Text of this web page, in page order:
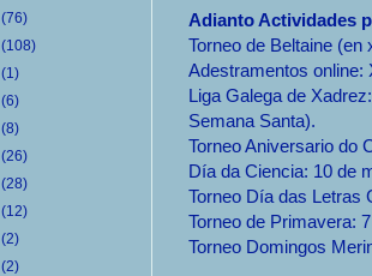
Adianto Actividades
Torneo de Beltaine
Adestramentos online:
Liga Galega de
Semana Santa).
Torneo Aniversario do
Día da Ciencia: 10 de
Torneo Día das Letras
Torneo de Primavera:
Torneo Domingos
(76)
(108)
(1)
(6)
(8)
(26)
(28)
(12)
(2)
(2)